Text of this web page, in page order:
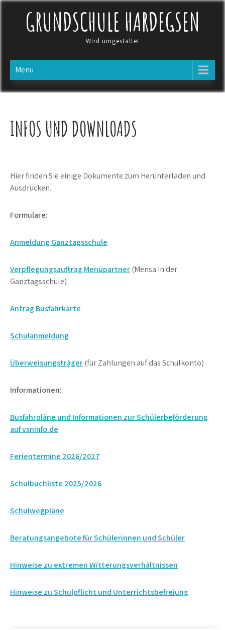
Skip
GRUNDSCHULE HARDEGSEN
Wird umgestaltet
Menu
INFOS UND DOWNLOADS
Hier finden Sie einige Dokumente zum Herunterladen und
Ausdrucken.
Formulare:
Anmeldung Ganztagsschule
Verpflegungsauftrag Menüpartner(Mensa in der
Ganztagsschule)
Antrag Busfahrkarte
Schulanmeldung
Überweisungsträger(für Zahlungen auf das Schulkonto)
Informationen:
Busfahrpläne und Informationen zur Schülerbeförderung
auf vsninfo.de
Ferientermine 2026/2027
Schulbuchliste 2025/2026
Schulwegpläne
Beratungsangebote für Schülerinnen und Schüler
Hinweise zu extremen Witterungsverhältnissen
Hinweise zu Schulpflicht und Unterrichtsbefreiung